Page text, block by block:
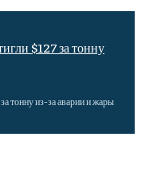
$127 за тонну
тонну из-за аварии и жары